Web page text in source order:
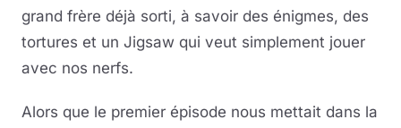
grand frère déjà sorti, à savoir des énigmes, des
tortures et un Jigsaw qui veut simplement jouer
avec nos nerfs.
Alors que le premier épisode nous mettait dans la